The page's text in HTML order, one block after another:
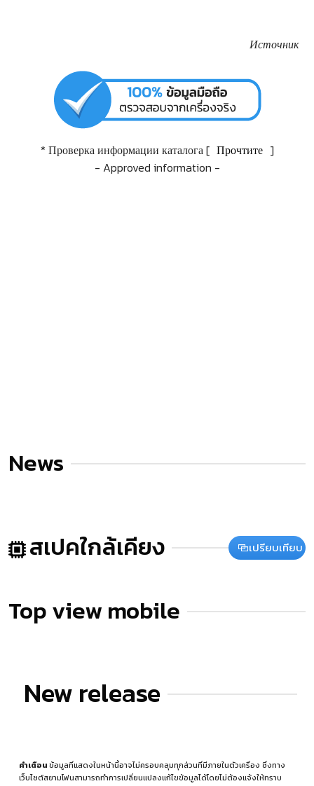
Источник
* Проверка информации каталога [ Прочтите ]
- Approved information -
News
สเปคใกล้เคียง เปรียบเทียบ
Top view mobile
New release
คำเตือนข้อมูลที่แสดงในหน้านี้อาจไม่ครอบคลุมทุกส่วนที่มีภายในตัวเครื่อง ซึ่งทาง
เว็บไซต์สยามโฟนสามารถทำการเปลี่ยนแปลงแก้ไขข้อมูลได้โดยไม่ต้องแจ้งให้ทราบ